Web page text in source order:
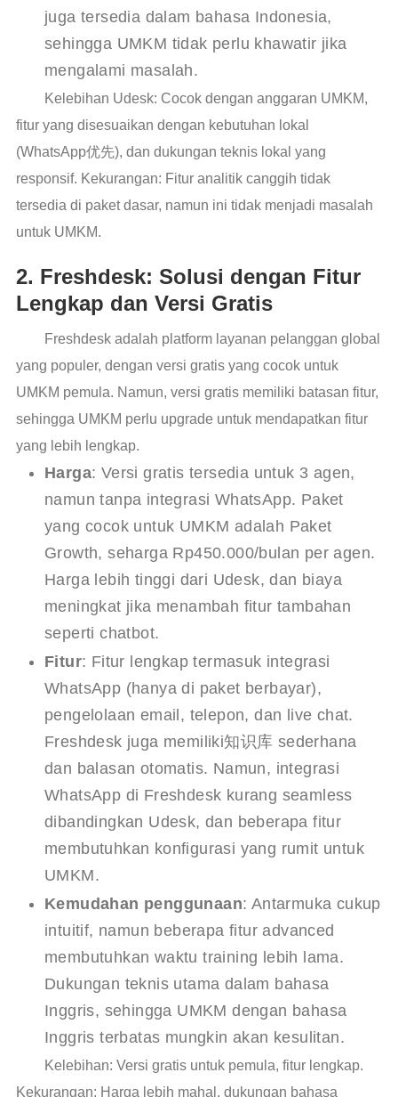
juga tersedia dalam bahasa Indonesia,
sehingga UMKM tidak perlu khawatir jika
mengalami masalah.
Kelebihan Udesk: Cocok dengan anggaran UMKM,
fitur yang disesuaikan dengan kebutuhan lokal
(WhatsApp优先), dan dukungan teknis lokal yang
responsif. Kekurangan: Fitur analitik canggih tidak
tersedia di paket dasar, namun ini tidak menjadi masalah
untuk UMKM.
2. Freshdesk: Solusi dengan Fitur
Lengkap dan Versi Gratis
Freshdesk adalah platform layanan pelanggan global
yang populer, dengan versi gratis yang cocok untuk
UMKM pemula. Namun, versi gratis memiliki batasan fitur,
sehingga UMKM perlu upgrade untuk mendapatkan fitur
yang lebih lengkap.
Harga: Versi gratis tersedia untuk 3 agen,
namun tanpa integrasi WhatsApp. Paket
yang cocok untuk UMKM adalah Paket
Growth, seharga Rp450.000/bulan per agen.
Harga lebih tinggi dari Udesk, dan biaya
meningkat jika menambah fitur tambahan
seperti chatbot.
Fitur: Fitur lengkap termasuk integrasi
WhatsApp (hanya di paket berbayar),
pengelolaan email, telepon, dan live chat.
Freshdesk juga memiliki知识库 sederhana
dan balasan otomatis. Namun, integrasi
WhatsApp di Freshdesk kurang seamless
dibandingkan Udesk, dan beberapa fitur
membutuhkan konfigurasi yang rumit untuk
UMKM.
Kemudahan penggunaan: Antarmuka cukup
intuitif, namun beberapa fitur advanced
membutuhkan waktu training lebih lama.
Dukungan teknis utama dalam bahasa
Inggris, sehingga UMKM dengan bahasa
Inggris terbatas mungkin akan kesulitan.
Kelebihan: Versi gratis untuk pemula, fitur lengkap.
Kekurangan: Harga lebih mahal, dukungan bahasa